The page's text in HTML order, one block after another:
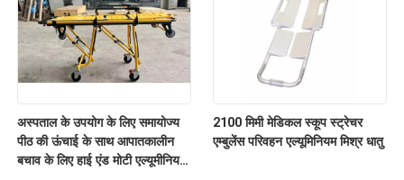
अस्पताल के उपयोग के लिए समायोज्य
पीठ की ऊंचाई के साथ आपातकालीन
बचाव के लिए हाई एंड मोटी एल्यूमीनियम
2100 मिमी मेडिकल स्कूप स्ट्रेचर
एम्बुलेंस परिवहन एल्यूमिनियम मिश्र धातु